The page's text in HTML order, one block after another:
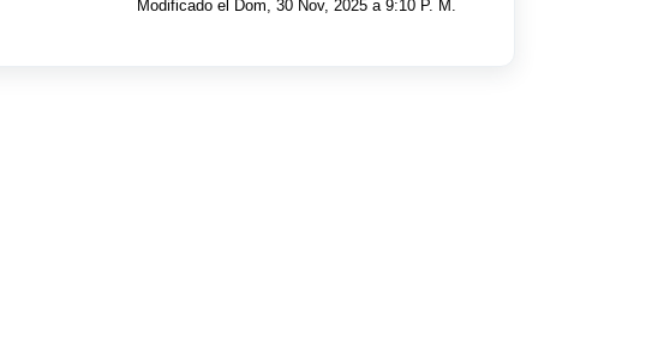
Modificado el Dom, 30 Nov, 2025 a 9:10 P. M.